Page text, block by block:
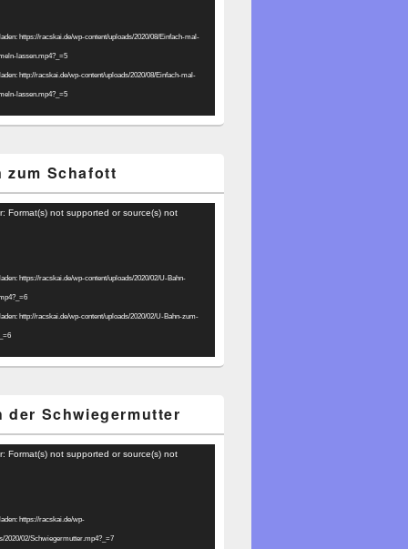
https://racskai.de/wp-content/uploads/2020/08/Einfach-mal-
lassen.mp4?_=5
http://racskai.de/wp-content/uploads/2020/08/Einfach-mal-
lassen.mp4?_=5
zum Schafott
Format(s) not supported or source(s) not
https://racskai.de/wp-content/uploads/2020/02/U-Bahn-
http://racskai.de/wp-content/uploads/2020/02/U-Bahn-zum-
der Schwiegermutter
Format(s) not supported or source(s) not
https://racskai.de/wp-
2020/02/Schwiegermutter.mp4?_=7